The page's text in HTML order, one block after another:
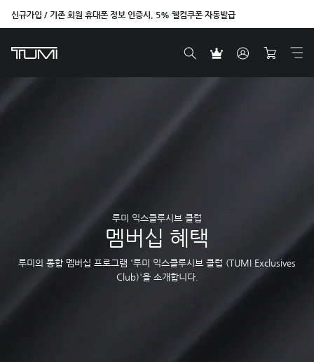
신규가입 / 기존 회원 휴대폰 정보 인증시, 5% 웰컴쿠폰 자동발급
투미 익스클루시브 클럽
멤버십 혜택
투미의 통합 멤버십 프로그램 '투미 익스클루시브 클럽 (TUMI Exclusives
Club)'을 소개합니다.